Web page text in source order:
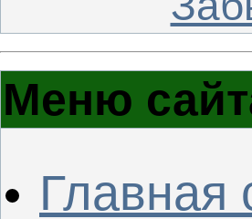
Меню
Главная